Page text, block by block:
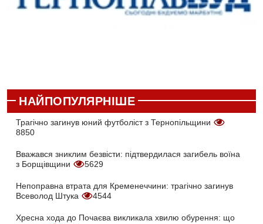
НАЙПОПУЛЯРНІШЕ
Трагічно загинув юний футболіст з Тернопільщини
8850
Вважався зниклим безвісти: підтвердилася загибель воїна
з Борщівщини
5629
Непоправна втрата для Кременеччини: трагічно загинув
Всеволод Штука
4544
Хресна хода до Почаєва викликала хвилю обурення: що